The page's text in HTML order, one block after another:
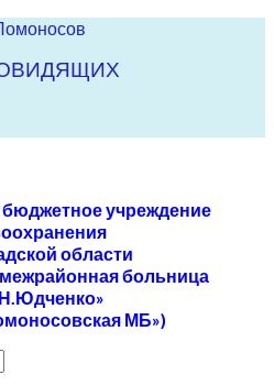
бюджетное учреждение
области
больница
МБ»)